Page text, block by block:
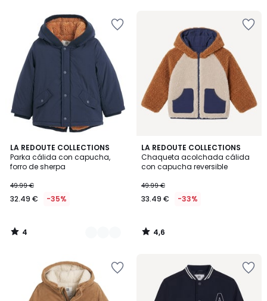
LA REDOUTE COLLECTIONS
Parka cálida con capucha,
forro de sherpa
49.99 €
32.49 € -35%
4
/
5
2
Colores
4
/
LA REDOUTE COLLECTIONS
Chaqueta acolchada cálida
con capucha reversible
49.99 €
33.49 € -33%
4,6
/ 5
4,6
/